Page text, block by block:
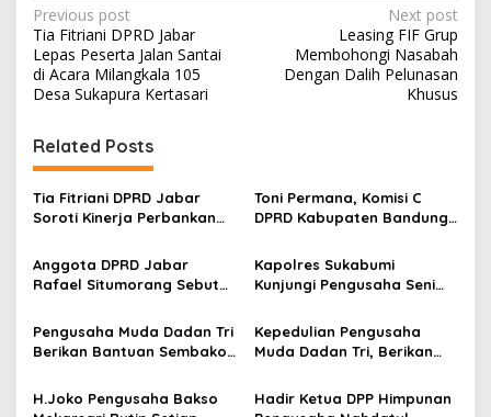
P
o
s
t
n
a
v
i
g
a
t
i
o
Previous post
Tia Fitriani DPRD Jabar
Lepas Peserta Jalan Santai
di Acara Milangkala 105
Desa Sukapura Kertasari
Next post
Leasing FIF Grup
Membohongi Nasabah
Dengan Dalih Pelunasan
Khusus
Related Posts
Tia Fitriani DPRD Jabar
Soroti Kinerja Perbankan
Kemitraan dengan Dunia
Usaha
Toni Permana, Komisi C
DPRD Kabupaten Bandung
Jasa Konstruksi
Anggota DPRD Jabar
Rafael Situmorang Sebut
Hubungan Buruh dan
Pengusaha
Kapolres Sukabumi
Kunjungi Pengusaha Seni
Cibadak, AA Dede: Potensi
Usaha Bagi Generasi Muda
Di Sukabumi
Pengusaha Muda Dadan Tri
Berikan Bantuan Sembako
Tasikmalaya
Kepedulian Pengusaha
Muda Dadan Tri, Berikan
Gempa Pakenjeng Garut
H.Joko Pengusaha Bakso
Hadir Ketua DPP Himpunan